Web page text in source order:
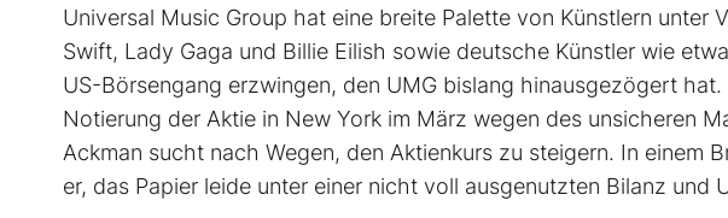
Universal Music Group hat eine breite Palette von Künstlern unter
Swift, Lady Gaga und Billie Eilish sowie deutsche Künstler wie
US-Börsengang erzwingen, den UMG bislang hinausgezögert
Notierung der Aktie in New York im März wegen des unsicheren
Ackman sucht nach Wegen, den Aktienkurs zu steigern. In einem
er, das Papier leide unter einer nicht voll ausgenutzten Bilanz und